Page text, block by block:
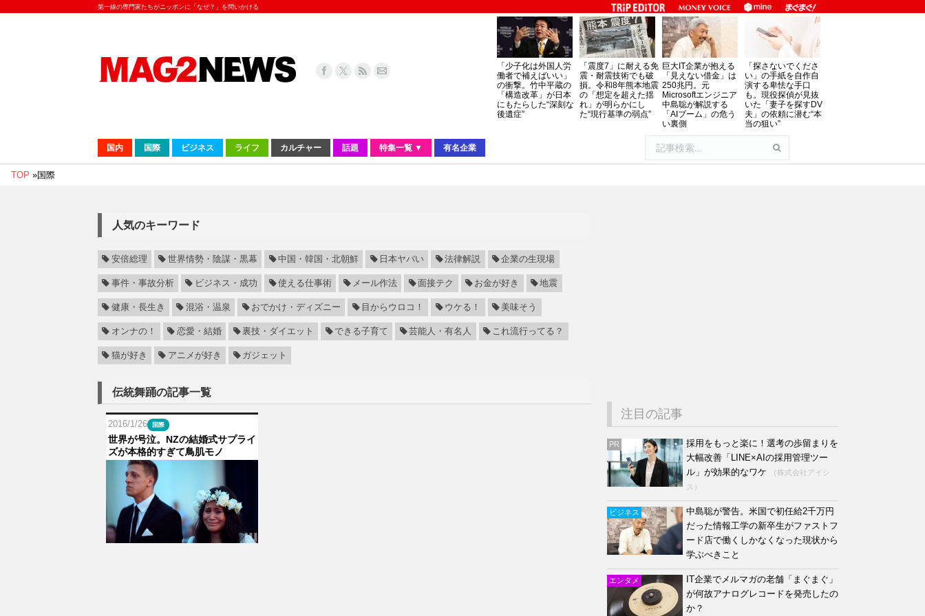
第一線の専門家たちがニッポンに「なぜ？」を問いかける
「少子化は外国人労
働者で補えばいい」
の衝撃。竹中平蔵の
「構造改革」が日本
にもたらした“深刻な
後遺症”
「震度7」に耐える免
震・耐震技術でも破
損。令和8年熊本地震
の「想定を超えた揺
れ」が明らかにし
た“現行基準の弱点”
巨大IT企業が抱える
「見えない借金」は
250兆円。元
Microsoftエンジニア
中島聡が解説する
「AIブーム」の危う
い裏側
「探さないでくださ
い」の手紙を自作自
演する卑怯な手口
も。現役探偵が見抜
いた「妻子を探すDV
夫」の依頼に潜む“本
当の狙い”
国内 国際 ビジネス ライフ カルチャー 話題 特集一覧 ▼ 有名企業
TOP »国際
人気のキーワード
安倍総理 世界情勢・陰謀・黒幕 中国・韓国・北朝鮮 日本ヤバい 法律解説 企業の生現場
事件・事故分析 ビジネス・成功 使える仕事術 メール作法 面接テク お金が好き 地震
健康・長生き 混浴・温泉 おでかけ・ディズニー 目からウロコ！ ウケる！ 美味そう
オンナの！ 恋愛・結婚 裏技・ダイエット できる子育て 芸能人・有名人 これ流行ってる？
猫が好き アニメが好き ガジェット
伝統舞踊の記事一覧
2016/1/26 国際
世界が号泣。NZの結婚式サプライ
ズが本格的すぎて鳥肌モノ
注目の記事
PR
採用をもっと楽に！選考の歩留まりを
大幅改善「LINE×AIの採用管理ツー
ル」が効果的なワケ
（株式会社アイシ
ス）
ビジネス
中島聡が警告。米国で初任給2千万円
だった情報工学の新卒生がファストフ
ード店で働くしかなくなった現状から
学ぶべきこと
エンタメ
IT企業でメルマガの老舗「まぐまぐ」
が何故アナログレコードを発売したの
か？